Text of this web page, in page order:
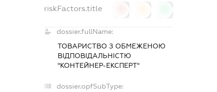
riskFactors.title
dossier.fullName:
ТОВАРИСТВО З ОБМЕЖЕНОЮ
ВІДПОВІДАЛЬНІСТЮ
"КОНТЕЙНЕР-ЕКСПЕРТ"
dossier.opfSubType: